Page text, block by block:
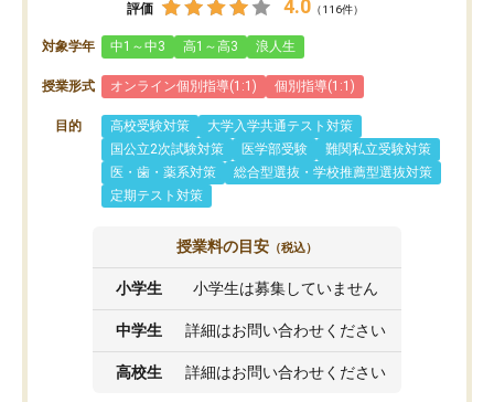
評価 4.0 （116件）
対象学年 中1～中3 高1～高3 浪人生
授業形式 オンライン個別指導(1:1) 個別指導(1:1)
目的 高校受験対策
大学入学共通テスト対策
国公立2次試験対策
医学部受験
難関私立受験対策
医・歯・薬系対策
総合型選抜・学校推薦型選抜対策
定期テスト対策
授業料の目安 （税込）
小学生 小学生は募集していません
中学生 詳細はお問い合わせください
高校生 詳細はお問い合わせください